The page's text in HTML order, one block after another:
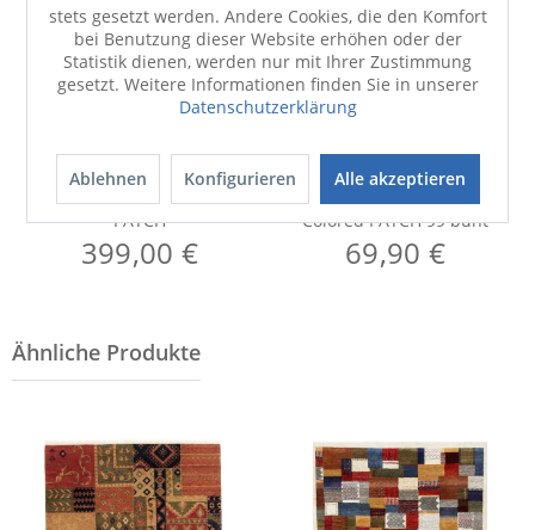
PATCH
399,00 €
WERBUNG
Teppich
Colored PATCH 99 bunt
69,90 €
stets gesetzt werden. Andere Cookies, die den Komfort
bei Benutzung dieser Website erhöhen oder der
Statistik dienen, werden nur mit Ihrer Zustimmung
gesetzt. Weitere Informationen finden Sie in unserer
Datenschutzerklärung
Ablehnen Konfigurieren Alle akzeptieren